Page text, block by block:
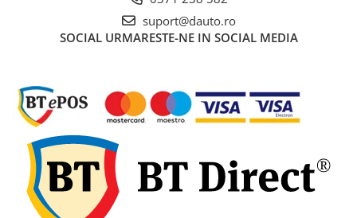
Capace inox si jante
Deflectoare geam
Oglinzi auto
Parasolare Camion – Cabina si
Accesorii
Protectii si pasaje roti
Reclame Luminoase
suport@dauto.ro
SOCIAL URMARESTE-NE IN SOCIAL MEDIA